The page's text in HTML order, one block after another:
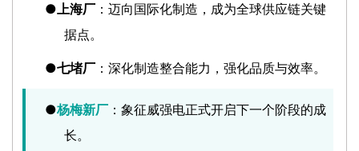
●上海厂 ：迈向国际化制造，成为全球供应链关键
据点。
●七堵厂 ：深化制造整合能力，强化品质与效率。
●杨梅新厂 ：象征威强电正式开启下一个阶段的成
长。